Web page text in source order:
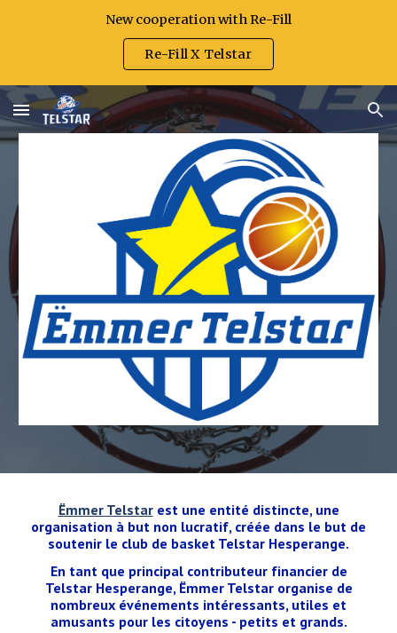
New cooperation with Re-Fill
Re-Fill X Telstar
Ëmmer Telstarest une entité distincte, une
organisation à but non lucratif, créée dans le but de
soutenir le club de basket Telstar Hesperange.
En tant que principal contributeur financier de
Telstar Hesperange, Ëmmer Telstar organise de
nombreux événements intéressants, utiles et
amusants pour les citoyens - petits et grands.